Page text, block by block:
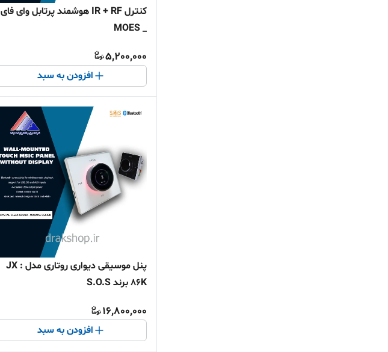
کنترل IR + RF هوشمند پرتابل وای فای
_ MOES
5,200,000
افزودن به سبد
پنل موسیقی دیواری روتاری مدل : JX
86K برند S.O.S
16,800,000
افزودن به سبد